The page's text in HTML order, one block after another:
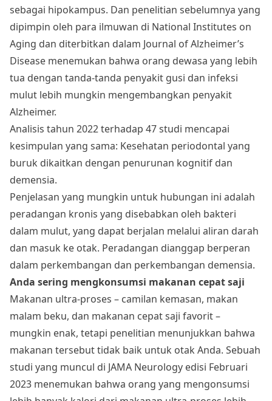
sebagai hipokampus. Dan penelitian sebelumnya yang
dipimpin oleh para ilmuwan di National Institutes on
Aging dan diterbitkan dalam Journal of Alzheimer’s
Disease menemukan bahwa orang dewasa yang lebih
tua dengan tanda-tanda penyakit gusi dan infeksi
mulut lebih mungkin mengembangkan penyakit
Alzheimer.
Analisis tahun 2022 terhadap 47 studi mencapai
kesimpulan yang sama: Kesehatan periodontal yang
buruk dikaitkan dengan penurunan kognitif dan
demensia.
Penjelasan yang mungkin untuk hubungan ini adalah
peradangan kronis yang disebabkan oleh bakteri
dalam mulut, yang dapat berjalan melalui aliran darah
dan masuk ke otak. Peradangan dianggap berperan
dalam perkembangan dan perkembangan demensia.
Anda sering mengkonsumsi makanan cepat saji
Makanan ultra-proses – camilan kemasan, makan
malam beku, dan makanan cepat saji favorit –
mungkin enak, tetapi penelitian menunjukkan bahwa
makanan tersebut tidak baik untuk otak Anda. Sebuah
studi yang muncul di JAMA Neurology edisi Februari
2023 menemukan bahwa orang yang mengonsumsi